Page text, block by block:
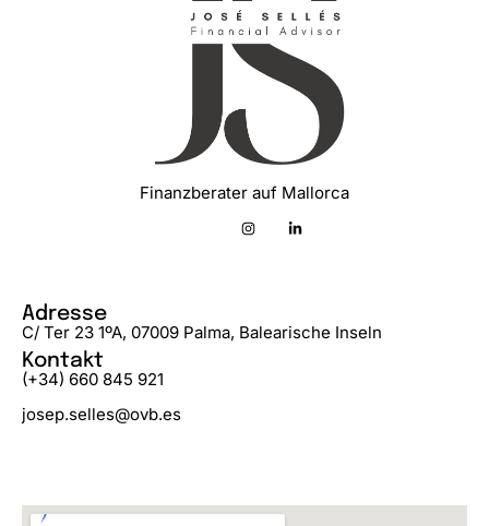
Finanzberater auf Mallorca
Adresse
C/ Ter 23 1ºA, 07009 Palma, Balearische Inseln
Kontakt
(+34) 660 845 921
josep.selles@ovb.es